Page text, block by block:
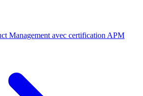
Management avec certification APM